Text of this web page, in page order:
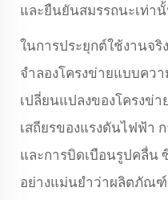
และยืนยันสมรรถนะเท่า
ในการประยุกต์ใช้งานจริ
จำลองโครงข่ายแบบคว
เปลี่ยนแปลงของโครงข่
เสถียรของแรงดันไฟฟ้า
และการบิดเบือนรูปคลื่น
อย่างแม่นยำว่าผลิตภัณ